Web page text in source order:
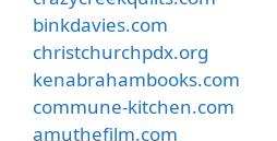
binkdavies.com
christchurchpdx.org
kenabrahambooks.com
commune-kitchen.com
amuthefilm.com